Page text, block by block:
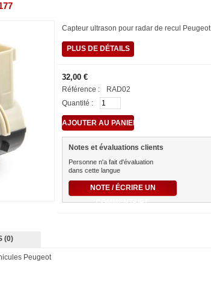
Capteur ultrason pour radar de recul Peugeot
PLUS DE DÉTAILS
32,00 €
Référence :
RAD02
Quantité :
Notes et évaluations clients
Personne n'a fait d'évaluation
dans cette langue
NOTE / ÉCRIRE UN
COMMENTAIRE
(0)
Peugeot